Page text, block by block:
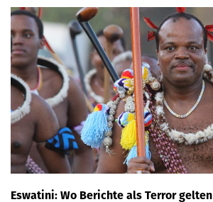
Eswatini: Wo Berichte als Terror gelten